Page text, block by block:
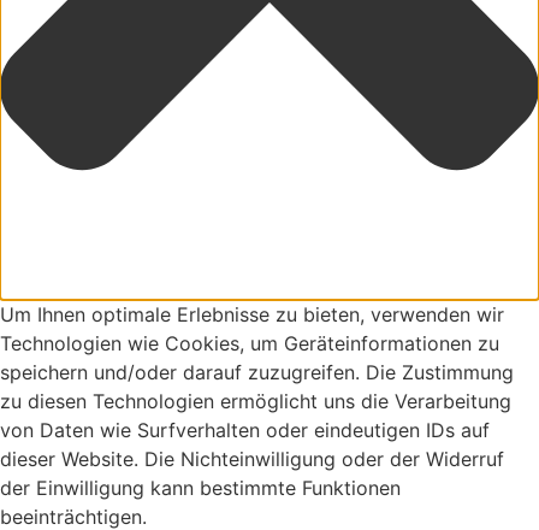
Um Ihnen optimale Erlebnisse zu bieten, verwenden wir
Technologien wie Cookies, um Geräteinformationen zu
speichern und/oder darauf zuzugreifen. Die Zustimmung
zu diesen Technologien ermöglicht uns die Verarbeitung
von Daten wie Surfverhalten oder eindeutigen IDs auf
dieser Website. Die Nichteinwilligung oder der Widerruf
der Einwilligung kann bestimmte Funktionen
beeinträchtigen.